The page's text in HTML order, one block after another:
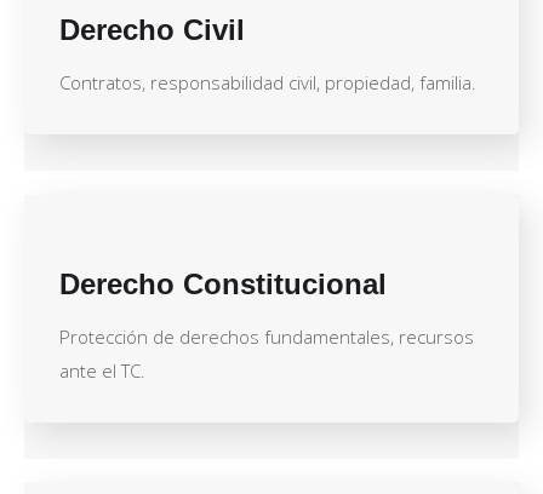
Derecho Civil
Contratos, responsabilidad civil, propiedad, familia.
Derecho Constitucional
Protección de derechos fundamentales, recursos
ante el TC.